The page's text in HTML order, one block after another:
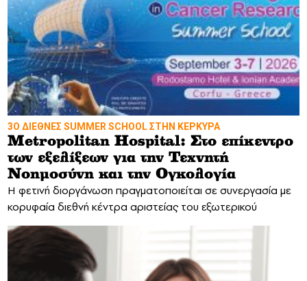
3Ο ΔΙΕΘΝΕΣ SUMMER SCHOOL ΣΤΗΝ ΚΕΡΚΥΡΑ
Metropolitan Hospital: Στο επίκεντρο
των εξελίξεων για την Τεχνητή
Νοημοσύνη και την Ογκολογία
Η φετινή διοργάνωση πραγματοποιείται σε συνεργασία με
κορυφαία διεθνή κέντρα αριστείας του εξωτερικού